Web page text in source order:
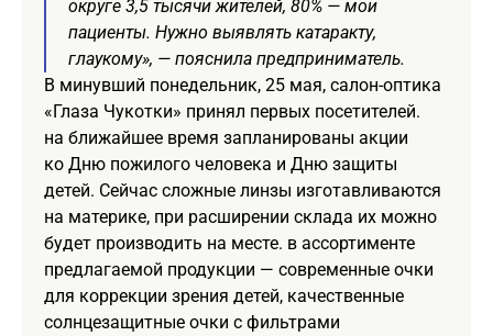
округе 3,5 тысячи жителей, 80% — мои
пациенты. Нужно выявлять катаракту,
глаукому», — пояснила предприниматель.
В минувший понедельник, 25 мая, салон-оптика
«Глаза Чукотки» принял первых посетителей.
на ближайшее время запланированы акции
ко Дню пожилого человека и Дню защиты
детей. Сейчас сложные линзы изготавливаются
на материке, при расширении склада их можно
будет производить на месте. в ассортименте
предлагаемой продукции — современные очки
для коррекции зрения детей, качественные
солнцезащитные очки с фильтрами